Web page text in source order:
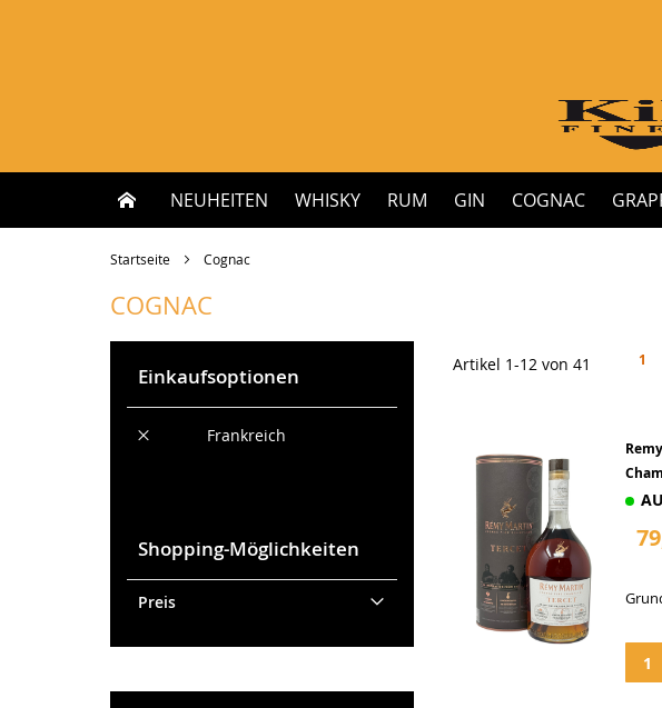
NEUHEITEN WHISKY RUM GIN COGNAC
Startseite Cognac
COGNAC
Artikel 1-12von 41
Seite
1
Einkaufsoptionen
Frankreich
Shopping-Möglichkeiten
Preis